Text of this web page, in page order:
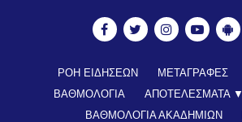
ΡΟΗ ΕΙΔΗΣΕΩΝ ΜΕΤΑΓΡΑΦΕΣ
ΒΑΘΜΟΛΟΓΙΑ
ΑΠΟΤΕΛΕΣΜΑΤΑ ▼
ΒΑΘΜΟΛΟΓΙΑ ΑΚΑΔΗΜΙΩΝ